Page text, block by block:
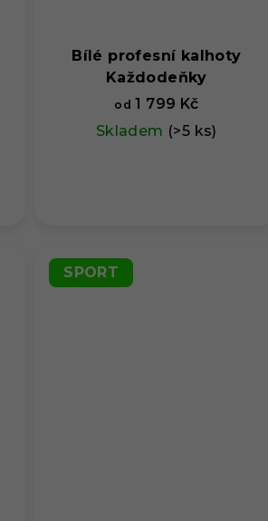
Bílé profesní kalhoty
Každodeňky
od 1 799 Kč
Skladem (>5 ks)
SPORT